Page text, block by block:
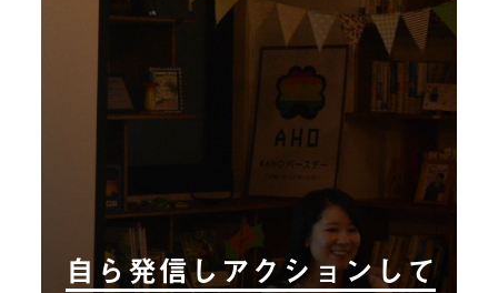
自ら発信しアクションして